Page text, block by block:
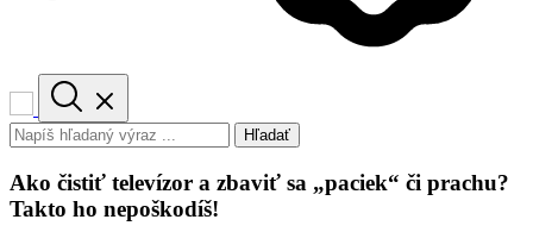
Hľadať
Ako čistiť televízor a zbaviť sa „paciek“ či prachu?
Takto ho nepoškodíš!